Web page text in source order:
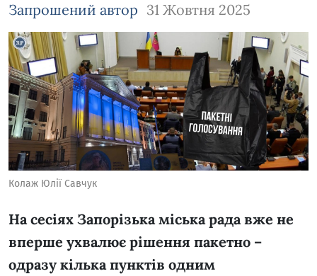
Запрошений автор 31 Жовтня 2025
Зображення завантажується
Колаж Юлії Савчук
На сесіях Запорізька міська рада вже не
вперше ухвалює рішення пакетно –
одразу кілька пунктів одним